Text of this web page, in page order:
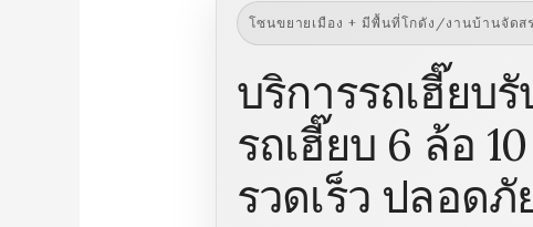
โซนขยายเมือง + มีพื้นที่โกดัง/งานบ้านจัดส
บริการรถเฮี๊ยบ
รถเฮี๊ยบ 6 ล้อ
รวดเร็ว ปลอดภั